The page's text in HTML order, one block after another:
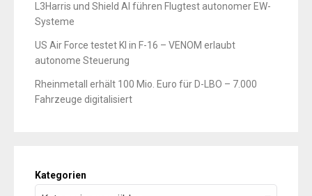
L3Harris und Shield AI führen Flugtest autonomer EW-
Systeme
US Air Force testet KI in F-16 – VENOM erlaubt
autonome Steuerung
Rheinmetall erhält 100 Mio. Euro für D-LBO – 7.000
Fahrzeuge digitalisiert
Kategorien